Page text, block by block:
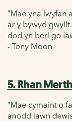
"Mae yna lwyfan
ar y bywyd
dod yn berl go
- Tony Moon
5. Rhan
"Mae cymaint o
anodd iawn